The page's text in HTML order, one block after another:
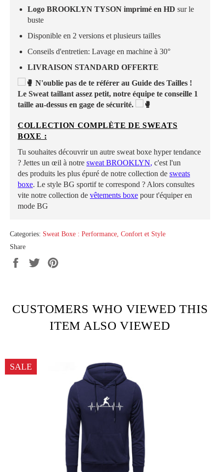
Logo BROOKLYN TYSON imprimé en HD sur le
buste
Disponible en 2 versions et plusieurs tailles
Conseils d'entretien: Lavage en machine à 30°
LIVRAISON STANDARD OFFERTE
N'oublie pas de te référer au Guide des Tailles !
Le Sweat taillant assez petit, notre équipe te conseille 1
taille au-dessus en gage de sécurité.
COLLECTION COMPLÈTE DE SWEATS
BOXE :
Tu souhaites découvrir un autre sweat boxe hyper tendance
? Jettes un œil à notre sweatBROOKLYN, c'est l'un
des produits les plus épuré de notre collection de sweats
boxe. Le style BG sportif te correspond ? Alors consultes
vite notre collection de vêtements boxe pour t'équiper en
mode BG
Categories: Sweat Boxe : Performance, Confort et Style
Share
Share
Tweet
CUSTOMERS WHO VIEWED THIS
ITEM ALSO VIEWED
SALE